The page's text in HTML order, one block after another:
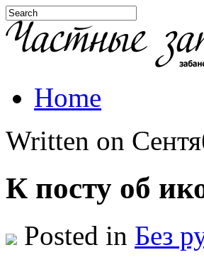
Home
Written on
К посту об
Posted in Без